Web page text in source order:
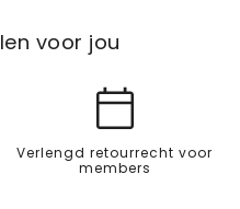
voor jou
Verlengd retourrecht voor
members